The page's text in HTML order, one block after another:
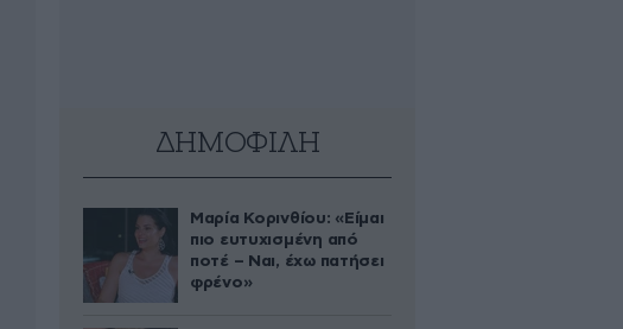
ΔΗΜΟΦΙΛΗ
Μαρία Κορινθίου: «Είμαι
πιο ευτυχισμένη από
ποτέ – Ναι, έχω πατήσει
φρένο»